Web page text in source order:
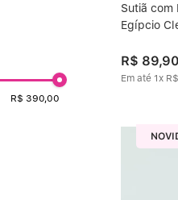
R$ 390,00
Sutiã com
Egípcio
R$ 89,90
Em até 1x R$